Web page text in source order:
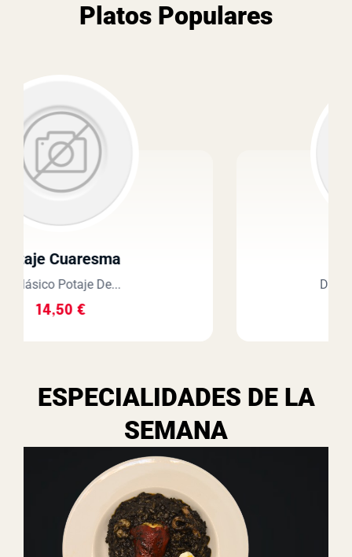
Platos Populares
ESPECIALIDADES DE LA
SEMANA